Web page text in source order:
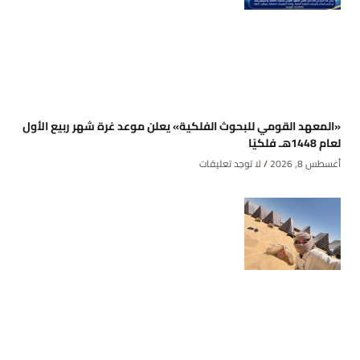
«المعهد القومي للبحوث الفلكية» يعلن موعد غرة شهر ربيع الأول
لعام 1448هـ فلكيًا
أغسطس 8, 2026 لا توجد تعليقات